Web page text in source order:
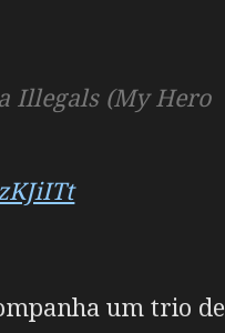
Illegals (My Hero
um trio de